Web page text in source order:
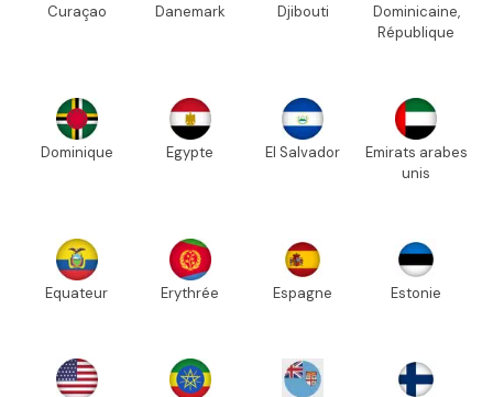
Curaçao Danemark Djibouti
Dominicaine,
République
Dominique Egypte El Salvador
Emirats arabes
unis
Equateur Erythrée Espagne Estonie